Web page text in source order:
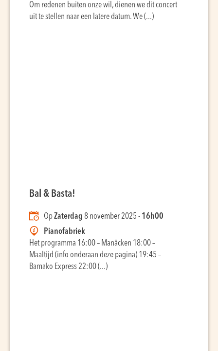
Om redenen buiten onze wil, dienen we dit concert
uit te stellen naar een latere datum. We (...)
Bal & Basta!
OpZaterdag 8 november 2025 - 16h00
Pianofabriek
Het programma 16:00 – Manäcken 18:00 –
Maaltijd (info onderaan deze pagina) 19:45 –
Bamako Express 22:00 (...)